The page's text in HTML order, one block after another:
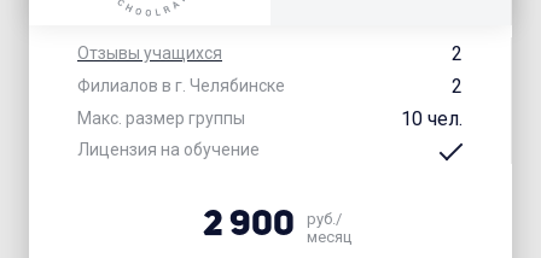
Отзывы учащихся 2
Филиалов в г. Челябинске 2
Макс. размер группы 10 чел.
Лицензия на обучение
2 900
руб./
месяц